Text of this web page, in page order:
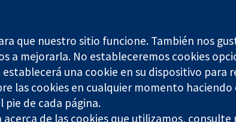
Unido
by guarantee (no. 03044323) registered in England &
que nuestro sitio funcione. También nos
a mejorarla. No estableceremos cookies
una cookie en su dispositivo para
las cookies en cualquier momento haciendo
pie de cada página.
de las cookies que utilizamos, consulte